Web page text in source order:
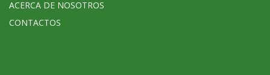
ACERCA DE NOSOTROS
CONTACTOS